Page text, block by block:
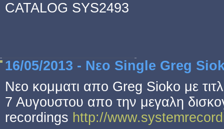
CATALOG SYS2493
16/05/2013 - Νεο Single Greg
Νεο κομματι απο Greg Sioko με
7 Αυγουστου απο την μεγαλη
recordings http://